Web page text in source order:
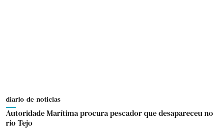
diario-de-noticias
Autoridade Marítima procura pescador que desapareceu no
rio Tejo